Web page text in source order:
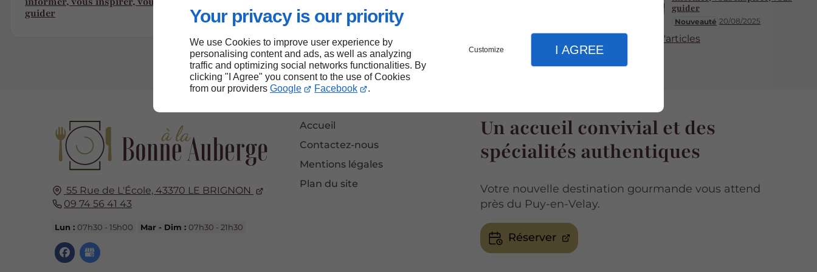
Your privacy is our priority
We use Cookies to improve user experience by
personalising content and ads, as well as analyzing
traffic and optimizing social networks functionalities. By
clicking "I Agree" you consent to the use of Cookies
from our providers Google Facebook .
Customize I AGREE
Nouveauté 20/08/2025
guider
Plus d'articles
guider
55 Rue de L'École, 43370 LE BRIGNON
09 74 56 41 43
Lun : 07h30 - 15h00 Mar - Dim : 07h30 - 21h30
Accueil
Contactez-nous
Mentions légales
Plan du site
Un accueil convivial et des
spécialités authentiques
Votre nouvelle destination gourmande vous attend
près du Puy-en-Velay.
Réserver